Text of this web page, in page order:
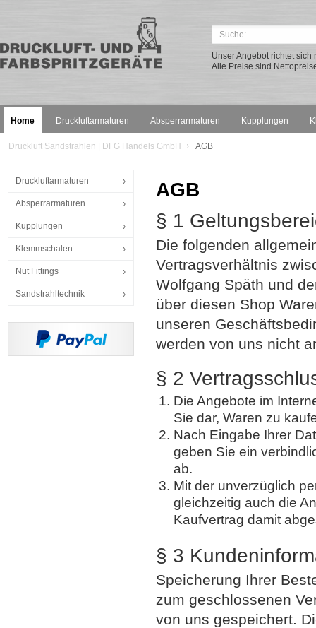
Unser Angebot richtet
Alle Preise sind
Home Druckluftarmaturen Absperrarmaturen Kupplungen
Druckluft Sandstrahlen | DFG Handels GmbH AGB
Druckluftarmaturen
Absperrarmaturen
Kupplungen
Klemmschalen
Nut Fittings
Sandstrahltechnik
AGB
§ 1
Die folgenden
Vertragsverhältnis
Wolfgang Späth und
über diesen Shop
unseren
werden von uns nicht
§ 2
Die Angebote im
Sie dar, Waren zu
Nach Eingabe Ihrer
geben Sie ein
ab.
Mit der unverzüglich
gleichzeitig auch die
Kaufvertrag damit
§ 3
Speicherung Ihrer
zum geschlossenen
von uns gespeichert.